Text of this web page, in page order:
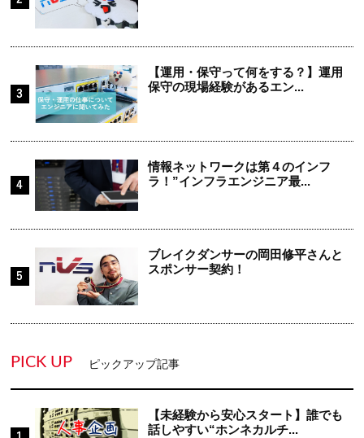
【運用・保守って何をする？】運用
保守の現場経験があるエン...
情報ネットワークは第４のインフ
ラ！”インフラエンジニア最...
ブレイクダンサーの岡田修平さんと
スポンサー契約！
PICK UP ピックアップ記事
【未経験から安心スタート】誰でも
話しやすい“ホンネカルチ...